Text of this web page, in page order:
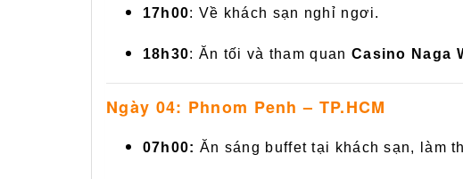
17h00: Về khách sạn nghỉ ngơi.
18h30: Ăn tối và tham quan Casino Naga
Ngày 04: Phnom Penh – TP.HCM
07h00: Ăn sáng buffet tại khách sạn, làm